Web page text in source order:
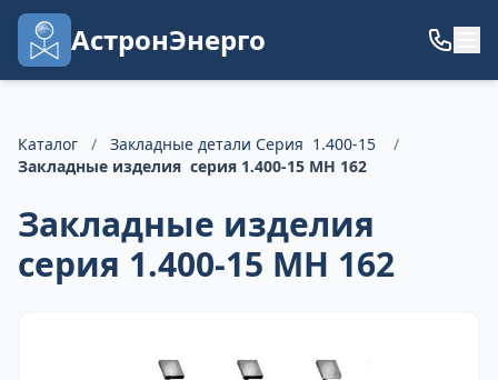
АстронЭнерго
Каталог / Закладные детали Серия 1.400-15
/
Закладные изделия серия 1.400-15 МН 162
Закладные изделия
серия 1.400-15 МН 162